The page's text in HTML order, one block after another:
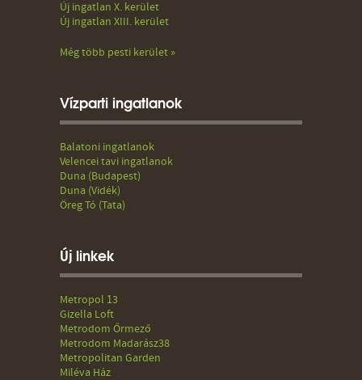
Új ingatlan X. kerület
Új ingatlan XIII. kerület
Még több pesti kerület »
Vízparti ingatlanok
Balatoni ingatlanok
Velencei tavi ingatlanok
Duna (Budapest)
Duna (Vidék)
Öreg Tó (Tata)
Új linkek
Metropol 13
Gizella Loft
Metrodom Őrmező
Metrodom Madarász38
Metropolitan Garden
Miléva Ház